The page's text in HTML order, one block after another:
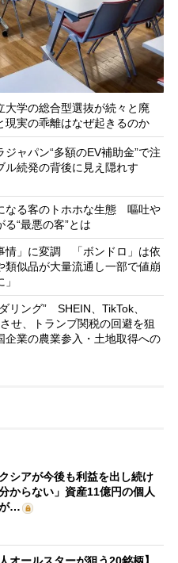
大学の総合型選抜が続々と廃
実の乖離はなぜ起きるのか
ジャパン“多額のEV補助金”で注
続発の背後に見え隠れす
なる客のトホホな生態 嘔吐や
“最悪の客”とは
情」に変調 「ボンドロ」は依
似品が大量流通し一部で値崩
リング” SHEIN、TikTok、
せ、トランプ関税の回避を狙
業の農業参入・土地取得への
クシアが今後も利益を出し続け
からない」資産11億円の個人
…
人オールスターが狙う20銘柄】